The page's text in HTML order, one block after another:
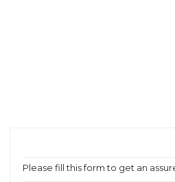
Please fill this form to get an